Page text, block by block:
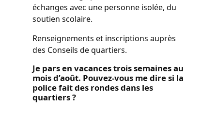
échanges avec une personne isolée, du
soutien scolaire.
Renseignements et inscriptions auprès
des Conseils de quartiers.
Je pars en vacances trois semaines au
mois d’août. Pouvez-vous me dire si la
police fait des rondes dans les
quartiers ?